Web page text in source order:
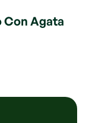
Con Agata